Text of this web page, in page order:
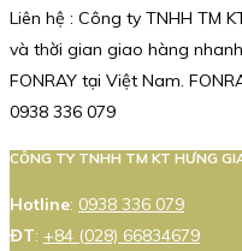
Liên hệ : Công ty TNHH TM
và thời gian giao hàng
FONRAY tại Việt Nam.
0938 336 079
CÔNG TY TNHH TM KT HƯNG
Hotline: 0938 336 079
ĐT: +84 (028) 66834679